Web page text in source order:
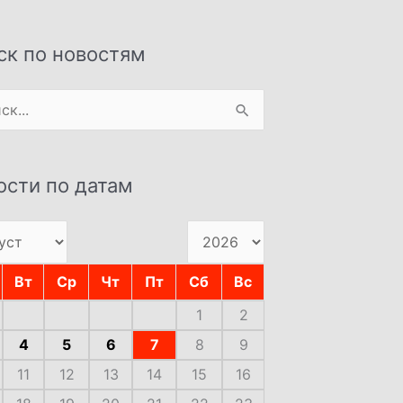
по новостям
по датам
Вт Ср Чт Пт Сб
Вс
1
2
4
5 6 7 8
9
11
12 13 14 15
16